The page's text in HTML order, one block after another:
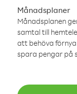
Månadsplaner
Månadsplanen
samtal till
att behöva förnya
spara pengar på